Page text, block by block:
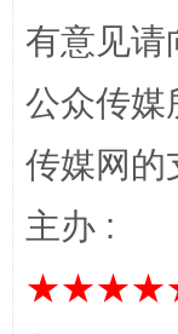
习近
有意见请
公众传媒
传媒网的
主办 :